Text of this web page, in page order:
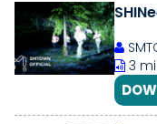
3